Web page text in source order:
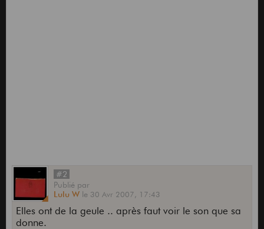
#2
Publié par
Lulu W le 30 Avr 2007, 17:43
Elles ont de la geule .. après faut voir le son que sa
donne.